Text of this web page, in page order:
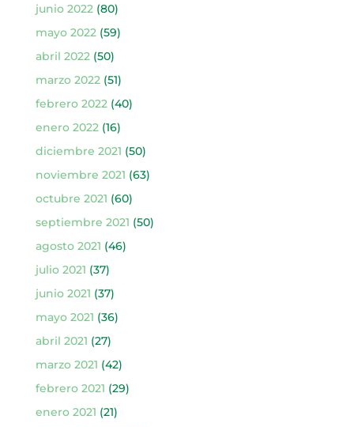
junio 2022(80)
mayo 2022(59)
abril 2022(50)
marzo 2022(51)
febrero 2022(40)
enero 2022(16)
diciembre 2021 (50)
noviembre 2021 (63)
octubre 2021 (60)
septiembre 2021 (50)
agosto 2021 (46)
julio 2021 (37)
junio 2021 (37)
mayo 2021 (36)
abril 2021 (27)
marzo 2021 (42)
febrero 2021 (29)
enero 2021 (21)